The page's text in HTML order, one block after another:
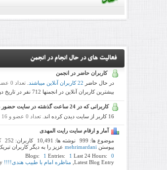
فعاليت هاي در حال انجام در انجمن
کاربران حاضر در انجمن
در حال حاضر 22 کاربران آنلاین میباشند .تعداد 0 عضو و 22 مهمان
بیشترین کاربران آنلاین در انجمنها 712 نفر در تاریخ دوشنبه 17 آذر 04 و در ساعت 10:45 بعد از ظهر بوده است .
کاربرانی که در 24 ساعت گذشته در سایت حضور داشته اند.
16 کاربر از سایت دیدن کرده اند.
تعداد 0 عضو و 16 مهمان
آمار و ارقام سايت رایت المهدی
موضوع ها
999 نوشته ها 10,491 کاربران 252
پیوستن mehrimardani عزیز را به دیگر کاربران
Blogs
1 Entries 1 Last 24 Hours
0
Latest Blog Entry, مناظره امام با طبيب هندى‏!!!! by